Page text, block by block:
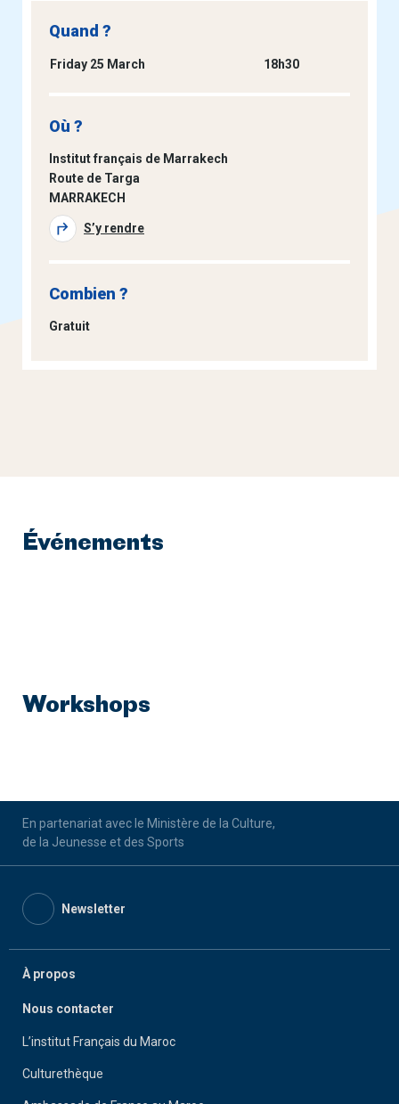
Quand ?
Friday 25 March 18h30
Où ?
Institut français de Marrakech
Route de Targa
MARRAKECH
S’y rendre
Combien ?
Gratuit
Événements
Workshops
En partenariat avec le Ministère de la Culture,
de la Jeunesse et des Sports
Newsletter
À propos
Nous contacter
L’institut Français du Maroc
Culturethèque